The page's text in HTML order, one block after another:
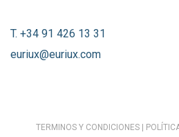
T. +34 91 426 13 31
euriux@euriux.com
TERMINOS Y CONDICIONES |